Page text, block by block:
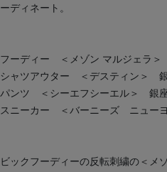
ーディネート。
フーディー ＜メゾン マルジェラ
シャツアウター ＜デスティン＞
パンツ ＜シーエフシーエル＞ 銀
スニーカー ＜バーニーズ ニュー
ビックフーディーの反転刺繍の＜メ